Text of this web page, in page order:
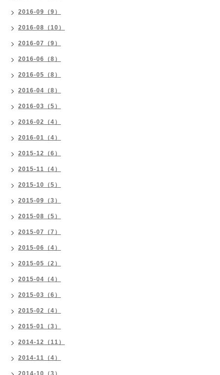
2016-09（9）
2016-08（10）
2016-07（9）
2016-06（8）
2016-05（8）
2016-04（8）
2016-03（5）
2016-02（4）
2016-01（4）
2015-12（6）
2015-11（4）
2015-10（5）
2015-09（3）
2015-08（5）
2015-07（7）
2015-06（4）
2015-05（2）
2015-04（4）
2015-03（6）
2015-02（4）
2015-01（3）
2014-12（11）
2014-11（4）
2014-10（3）